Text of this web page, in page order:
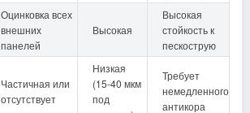
Оцинковка всех
внешних
панелей
Высокая
Высокая
стойкость к
пескострую
Частичная или
отсутствует
Низкая
(15-40 мкм
под
Требует
немедленного
антикора